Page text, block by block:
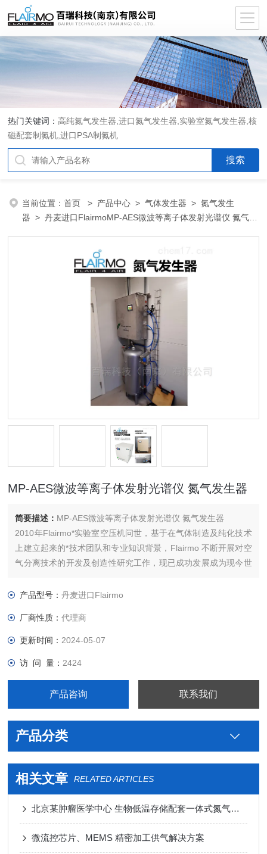
热门关键词： 高纯氮气发生器,进口氮气发生器,实验室氮气发生器,核
磁配套制氮机,进口PSA制氮机
当前位置：首页 > 产品中心 >气体发生器 >氮气发生
器 > 丹麦进口FlairmoMP-AES微波等离子体发射光谱仪 氮气发
MP-AES微波等离子体发射光谱仪 氮气发生器
简要描述： MP-AES微波等离子体发射光谱仪 氮气发生器
2010年Flairmo*实验室空压机问世，基于在气体制造及纯化技术
上建立起来的*技术团队和专业知识背景，Flairmo 不断开展对空
气分离技术的开发及创造性研究工作，现已成功发展成为现今世
10多年来， Flairmo一直从事压缩机和氮气发生器的制造。
产品型号：丹麦进口Flairmo
厂商性质：代理商
更新时间： 2024-05-07
访 问 量： 2424
产品咨询 联系我们
产品分类
相关文章 RELATED ARTICLES
北京某肿瘤医学中心 生物低温存储配套一体式氮气发生器
微流控芯片、MEMS 精密加工供气解决方案